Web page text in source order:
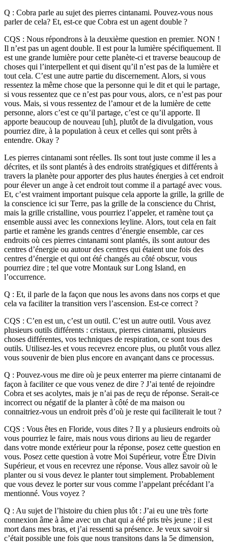
Q : Cobra parle au sujet des pierres cintanami. Pouvez-vous nous
parler de cela? Et, est-ce que Cobra est un agent double ?
CQS : Nous répondrons à la deuxième question en premier. NON !
Il n’est pas un agent double. Il est pour la lumière spécifiquement. Il
est une grande lumière pour cette planète-ci et traverse beaucoup de
choses qui l’interpellent et qui disent qu’il n’est pas de la lumière et
tout cela. C’est une autre partie du discernement. Alors, si vous
ressentez la même chose que la personne qui le dit et qui le partage,
si vous ressentez que ce n’est pas pour vous, alors, ce n’est pas pour
vous. Mais, si vous ressentez de l’amour et de la lumière de cette
personne, alors c’est ce qu’il partage, c’est ce qu’il apporte. Il
apporte beaucoup de nouveau [uh], plutôt de la divulgation, vous
pourriez dire, à la population à ceux et celles qui sont prêts à
entendre. Okay ?
Les pierres cintanami sont réelles. Ils sont tout juste comme il les a
décrites, et ils sont plantés à des endroits stratégiques et différents à
travers la planète pour apporter des plus hautes énergies à cet endroit
pour élever un ange à cet endroit tout comme il a partagé avec vous.
Et, c’est vraiment important puisque cela apporte la grille, la grille de
la conscience ici sur Terre, pas la grille de la conscience du Christ,
mais la grille cristalline, vous pourriez l’appeler, et ramène tout ça
ensemble aussi avec les connexions leyline. Alors, tout cela en fait
partie et ramène les grands centres d’énergie ensemble, car ces
endroits où ces pierres cintanami sont plantés, ils sont autour des
centres d’énergie ou autour des centres qui étaient une fois des
centres d’énergie et qui ont été changés au côté obscur, vous
pourriez dire ; tel que votre Montauk sur Long Island, en
l’occurrence.
Q : Et, il parle de la façon que nous les avons dans nos corps et que
cela va faciliter la transition vers l’ascension. Est-ce correct ?
CQS : C’en est un, c’est un outil. C’est un autre outil. Vous avez
plusieurs outils différents : cristaux, pierres cintanami, plusieurs
choses différentes, vos techniques de respiration, ce sont tous des
outils. Utilisez-les et vous recevrez encore plus, ou plutôt vous allez
vous souvenir de bien plus encore en avançant dans ce processus.
Q : Pouvez-vous me dire où je peux enterrer ma pierre cintanami de
façon à faciliter ce que vous venez de dire ? J’ai tenté de rejoindre
Cobra et ses acolytes, mais je n’ai pas de reçu de réponse. Serait-ce
incorrect ou négatif de la planter à côté de ma maison ou
connaitriez-vous un endroit près d’où je reste qui faciliterait le tout ?
CQS : Vous êtes en Floride, vous dites ? Il y a plusieurs endroits où
vous pourriez le faire, mais nous vous dirions au lieu de regarder
dans votre monde extérieur pour la réponse, posez cette question en
vous. Posez cette question à votre Moi Supérieur, votre Être Divin
Supérieur, et vous en recevrez une réponse. Vous allez savoir où le
planter ou si vous devez le planter tout simplement. Probablement
que vous devez le porter sur vous comme l’appelant précédant l’a
mentionné. Vous voyez ?
Q : Au sujet de l’histoire du chien plus tôt : J’ai eu une très forte
connexion âme à âme avec un chat qui a été pris très jeune ; il est
mort dans mes bras, et j’ai ressenti sa présence. Je veux savoir si
c’était possible une fois que nous transitons dans la 5e dimension,